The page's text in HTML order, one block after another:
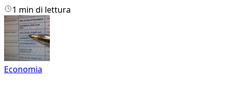
1 min di lettura
Economia